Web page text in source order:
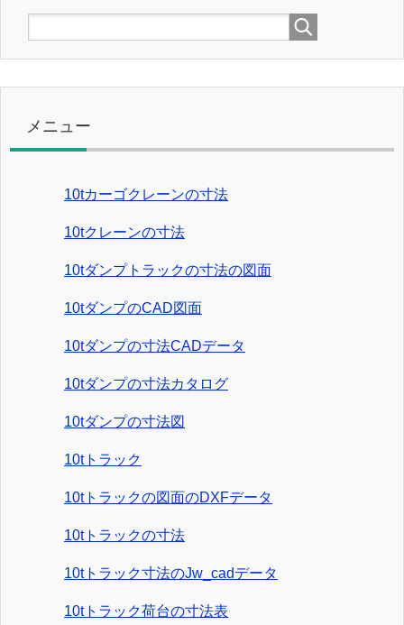
メニュー
10tカーゴクレーンの寸法
10tクレーンの寸法
10tダンプトラックの寸法の図面
10tダンプのCAD図面
10tダンプの寸法CADデータ
10tダンプの寸法カタログ
10tダンプの寸法図
10tトラック
10tトラックの図面のDXFデータ
10tトラックの寸法
10tトラック寸法のJw_cadデータ
10tトラック荷台の寸法表